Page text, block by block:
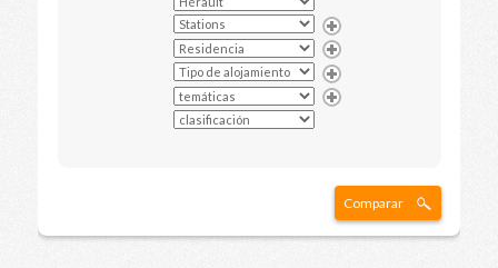
Comparar